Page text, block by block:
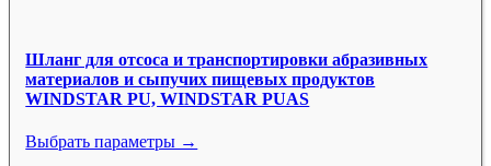
Шланг для отсоса и транспортировки абразивных
материалов и сыпучих пищевых продуктов
WINDSTAR PU, WINDSTAR PUAS
Выбрать параметры →